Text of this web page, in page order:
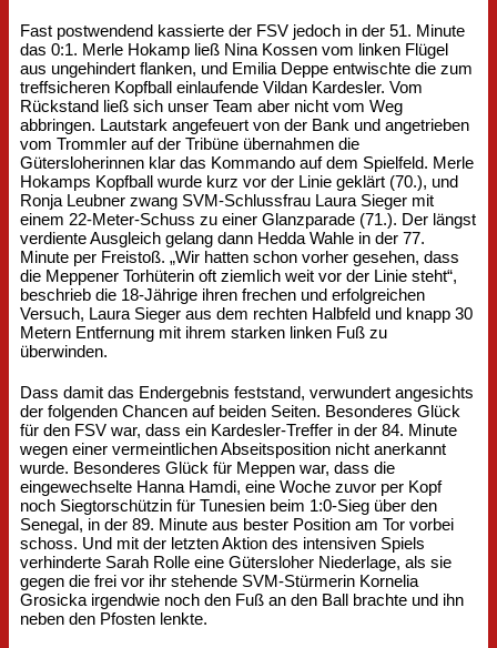
Fast postwendend kassierte der FSV jedoch in der 51. Minute
das 0:1. Merle Hokamp ließ Nina Kossen vom linken Flügel
aus ungehindert flanken, und Emilia Deppe entwischte die zum
treffsicheren Kopfball einlaufende Vildan Kardesler. Vom
Rückstand ließ sich unser Team aber nicht vom Weg
abbringen. Lautstark angefeuert von der Bank und angetrieben
vom Trommler auf der Tribüne übernahmen die
Gütersloherinnen klar das Kommando auf dem Spielfeld. Merle
Hokamps Kopfball wurde kurz vor der Linie geklärt (70.), und
Ronja Leubner zwang SVM-Schlussfrau Laura Sieger mit
einem 22-Meter-Schuss zu einer Glanzparade (71.). Der längst
verdiente Ausgleich gelang dann Hedda Wahle in der 77.
Minute per Freistoß. „Wir hatten schon vorher gesehen, dass
die Meppener Torhüterin oft ziemlich weit vor der Linie steht“,
beschrieb die 18-Jährige ihren frechen und erfolgreichen
Versuch, Laura Sieger aus dem rechten Halbfeld und knapp 30
Metern Entfernung mit ihrem starken linken Fuß zu
überwinden.
Dass damit das Endergebnis feststand, verwundert angesichts
der folgenden Chancen auf beiden Seiten. Besonderes Glück
für den FSV war, dass ein Kardesler-Treffer in der 84. Minute
wegen einer vermeintlichen Abseitsposition nicht anerkannt
wurde. Besonderes Glück für Meppen war, dass die
eingewechselte Hanna Hamdi, eine Woche zuvor per Kopf
noch Siegtorschützin für Tunesien beim 1:0-Sieg über den
Senegal, in der 89. Minute aus bester Position am Tor vorbei
schoss. Und mit der letzten Aktion des intensiven Spiels
verhinderte Sarah Rolle eine Gütersloher Niederlage, als sie
gegen die frei vor ihr stehende SVM-Stürmerin Kornelia
Grosicka irgendwie noch den Fuß an den Ball brachte und ihn
neben den Pfosten lenkte.